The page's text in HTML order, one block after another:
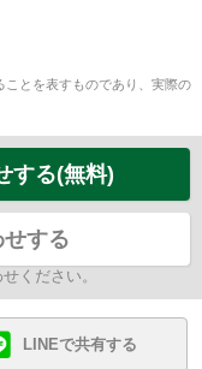
とを表すものであり、実際の
する(無料)
する
ください。
LINEで共有する